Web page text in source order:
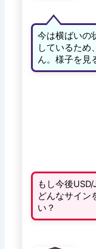
今は横ばいの
しているため
ん。様子を見
もし今後
どんなサイン
い？